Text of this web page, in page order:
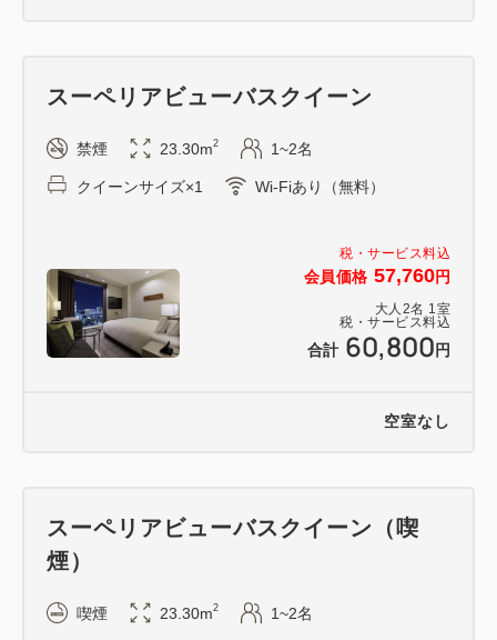
税・サービス料込
会員価格 57,760円
大人 2名 1 室
税・サービス料込
合計 60,800円
スーペリアビューバスクイーン
禁煙 23.30m2 1~2名
クイーンサイズ×1 Wi-Fiあり（無料）
空室なし
スーペリアビューバスクイーン（喫
煙）
喫煙 23.30m2 1~2名